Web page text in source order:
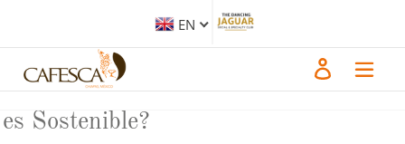
Log in
forma en que producimos y consumimos nuestros alimentos y bebidas juega
un papel crucial. El café, una de las bebidas más populares a nivel mundial, no
es la excepción. Entre las diversas técnicas de procesamiento, la liofilización
emerge como una opción que no solo conserva el sabor y aroma del café, sino
que también ofrece beneficios significativos para el medio ambiente.
🌱 ¿Qué es la Liofilización y por qué
es Sostenible?
EN